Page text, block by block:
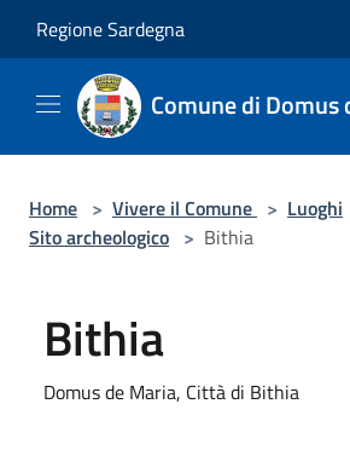
Regione Sardegna
Comune di Domus
Home > Vivere il Comune > Luoghi
Sito archeologico > Bithia
Bithia
Domus de Maria, Città di Bithia